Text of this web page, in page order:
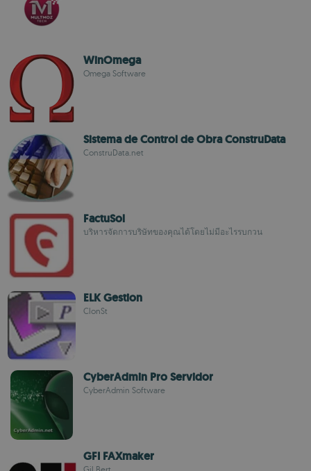
WinOmega
Omega Software
Sistema de Control de Obra ConstruData
ConstruData.net
FactuSol
บริหารจัดการบริษัทของคุณได้โดยไม่มีอะไรรบกวน
ELK Gestion
ClonSt
CyberAdmin Pro Servidor
CyberAdmin Software
GFI FAXmaker